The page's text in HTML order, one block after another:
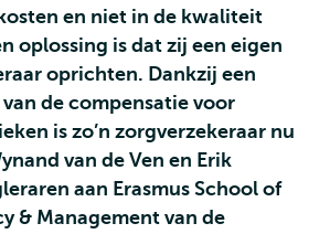
en niet in de kwaliteit
oplossing is dat zij een eigen
oprichten. Dankzij een
de compensatie voor
is zo’n zorgverzekeraar nu
van de Ven en Erik
aan Erasmus School of
& Management van de